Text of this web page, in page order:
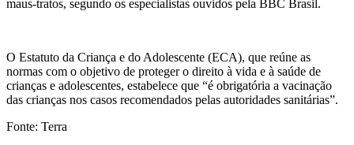
maus-tratos, segundo os especialistas ouvidos pela BBC Brasil.
O Estatuto da Criança e do Adolescente (ECA), que reúne as
normas com o objetivo de proteger o direito à vida e à saúde de
crianças e adolescentes, estabelece que “é obrigatória a vacinação
das crianças nos casos recomendados pelas autoridades sanitárias”.
Fonte: Terra